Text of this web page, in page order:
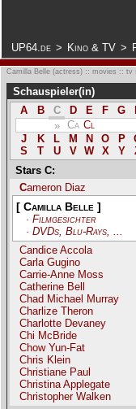
UP64.de > Kino & TV >
Camilla Belle (actress) :: movies :: tv
Schauspieler(in)
A
B C D E F G
»
Ca Cl
J
K L M N O P
S
T U V W X Y
Stars C:
Cameron Diaz
[ Camilla Belle ]
· Filmgesichter
· DVDs, Blu-Rays, ...
Candice Accola
Carla Gugino
Carrie-Anne Moss
Catherine Bell
Chad Michael Murray
Charlize Theron
Charlotte Devaney
Chi McBride
Chow Yun-Fat
Chris Klein
Christiane Paul
Christina Applegate
Christopher Walken